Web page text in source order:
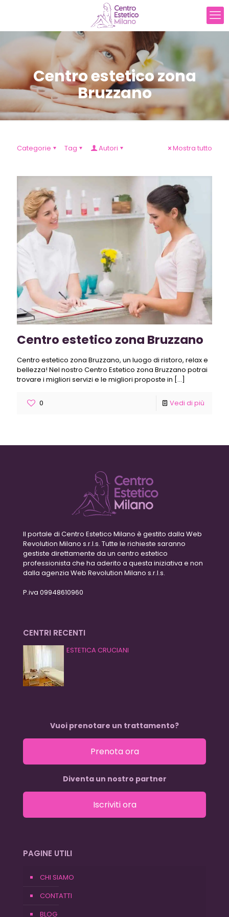
Centro estetico zona
Bruzzano
Categorie Tag Autori Mostra tutto
Centro estetico zona Bruzzano
Centro estetico zona Bruzzano, un luogo di ristoro, relax e
bellezza! Nel nostro Centro Estetico zona Bruzzano potrai
trovare i migliori servizi e le migliori proposte in […]
0 Vedi di più
Il portale di Centro Estetico Milano è gestito dalla Web
Revolution Milano s.r.l.s. Tutte le richieste saranno
gestiste direttamente da un centro estetico
professionista che ha aderito a questa iniziativa e non
dalla agenzia Web Revolution Milano s.r.l.s.
P.iva 09948610960
CENTRI RECENTI
ESTETICA CRUCIANI
Vuoi prenotare un trattamento?
Prenota ora
Diventa un nostro partner
Iscriviti ora
PAGINE UTILI
CHI SIAMO
CONTATTI
BLOG